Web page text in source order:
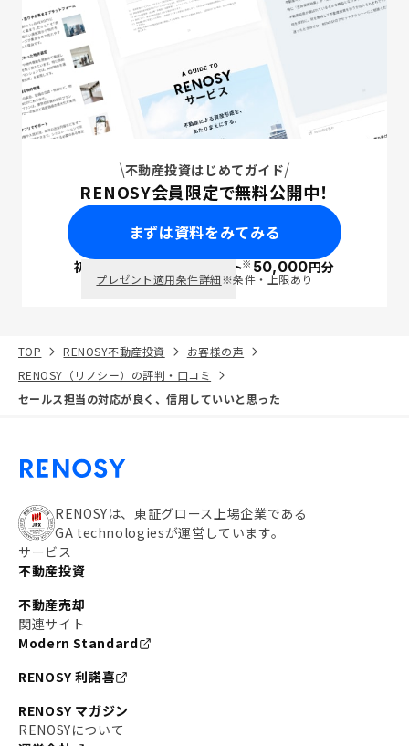
不動産投資はじめてガイド
RENOSY会員限定で無料公開中！
まずは資料をみてみる
初回面談で ポイント※50,000円分
プレゼント適用条件詳細※条件・上限あり
TOP RENOSY不動産投資
お客様の声
RENOSY（リノシー）の評判・口コミ
セールス担当の対応が良く、信用していいと思った
RENOSYは、東証グロース上場企業である
GA technologiesが運営しています。
サービス
不動産投資
不動産売却
関連サイト
Modern Standard
RENOSY 利諾喜
RENOSY マガジン
RENOSYについて